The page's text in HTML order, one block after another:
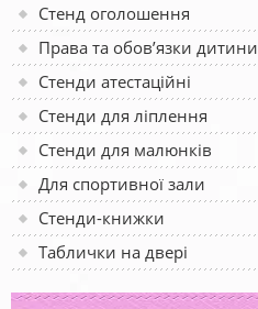
Стенд оголошення
Права та обов’язки дитини
Стенди атестаційні
Стенди для ліплення
Стенди для малюнків
Для спортивної зали
Стенди-книжки
Таблички на двері